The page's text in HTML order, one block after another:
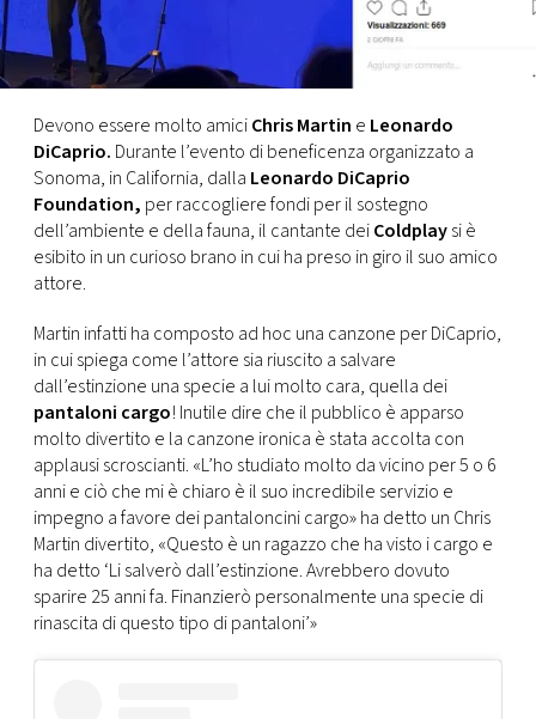
MONACO
CONSIGLIA
Devono essere molto amiciChris Martin e Leonardo
DiCaprio. Durante l’evento di beneficenza organizzato a
Sonoma, in California, dalla Leonardo DiCaprio
Foundation, per raccogliere fondi per il sostegno
dell’ambiente e della fauna, il cantante deiColdplaysi è
esibito in un curioso brano in cui ha preso in giro il suo amico
attore.
Martin infatti ha composto ad hoc una canzone per DiCaprio,
in cui spiega come l’attore sia riuscito a salvare
dall’estinzione una specie a lui molto cara, quella dei
pantaloni cargo! Inutile dire che il pubblico è apparso
molto divertito e la canzone ironica è stata accolta con
applausi scroscianti. «L’ho studiato molto da vicino per 5 o 6
anni e ciò che mi è chiaro è il suo incredibile servizio e
impegno a favore dei pantaloncini cargo» ha detto un Chris
Martin divertito, «Questo è un ragazzo che ha visto i cargo e
ha detto ‘Li salverò dall’estinzione. Avrebbero dovuto
sparire 25 anni fa. Finanzierò personalmente una specie di
rinascita di questo tipo di pantaloni’»